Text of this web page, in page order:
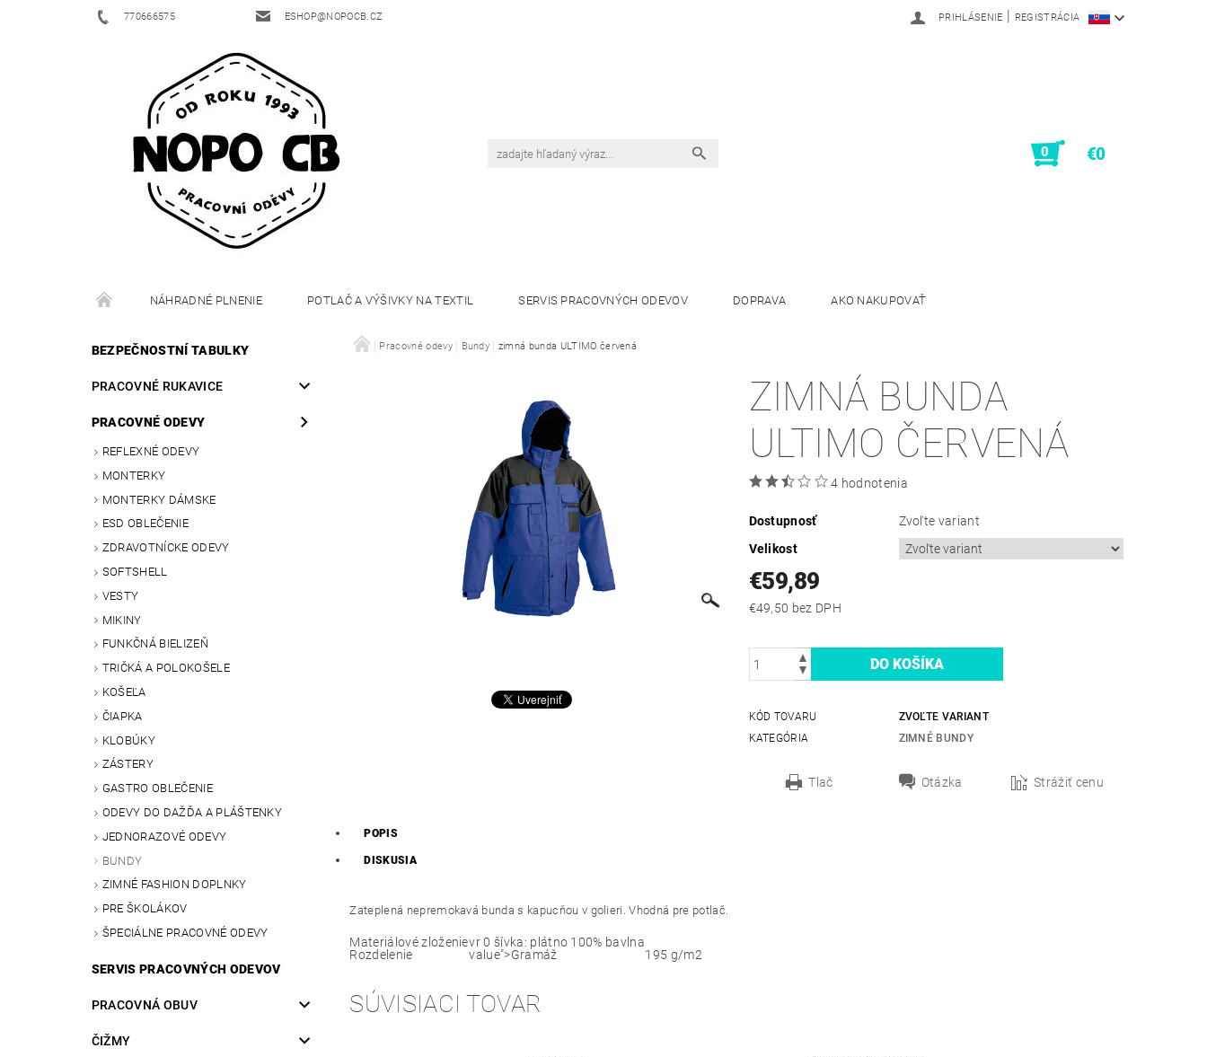
770666575 ESHOP@NOPOCB.CZ PRIHLÁSENIE | REGISTRÁCIA
0 €0
NÁHRADNÉ PLNENIE POTLAČ A VÝŠIVKY NA TEXTIL SERVIS PRACOVNÝCH ODEVOV DOPRAVA AKO NAKUPOVAŤ
BEZPEČNOSTNÍ TABULKY
PRACOVNÉ RUKAVICE
PRACOVNÉ ODEVY
REFLEXNÉ ODEVY
MONTERKY
MONTERKY DÁMSKE
ESD OBLEČENIE
ZDRAVOTNÍCKE ODEVY
SOFTSHELL
VESTY
MIKINY
FUNKČNÁ BIELIZEŇ
TRIČKÁ A POLOKOŠELE
KOŠEĽA
ČIAPKA
KLOBÚKY
ZÁSTERY
GASTRO OBLEČENIE
ODEVY DO DAŽĎA A PLÁŠTENKY
JEDNORAZOVÉ ODEVY
BUNDY
ZIMNÉ FASHION DOPLNKY
PRE ŠKOLÁKOV
ŠPECIÁLNE PRACOVNÉ ODEVY
SERVIS PRACOVNÝCH ODEVOV
PRACOVNÁ OBUV
ČIŽMY
Pracovné odevy Bundy zimná bunda ULTIMO červená
ZIMNÁ BUNDA
ULTIMO ČERVENÁ
4 hodnotenia
Dostupnosť
Zvoľte variant
Velikost
€59,89
€49,50 bez DPH
KÓD TOVARU
ZVOĽTE VARIANT
KATEGÓRIA
ZIMNÉ BUNDY
Tlač Otázka Strážiť cenu
POPIS
DISKUSIA
Zateplená nepremokavá bunda s kapucňou v golieri. Vhodná pre potlač.
Materiálové zloženievr 0 šívka: plátno 100% bavlna
Rozdelenie
value">Gramáž 195 g/m2
SÚVISIACI TOVAR